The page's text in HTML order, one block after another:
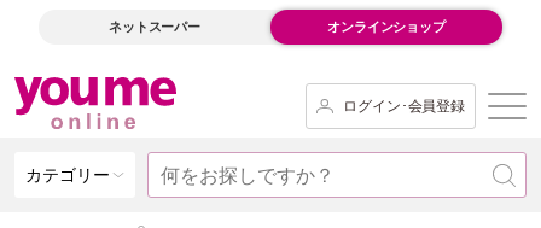
ネットスーパー オンラインショップ
ログイン･会員登録
カテゴリー